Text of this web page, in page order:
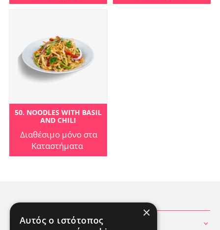
50. NOODLES WITH BASIL
AND CHILI
Διαθέσιμο μόνο στα
Καταστήματα
ΧΡΗΣΙΜΕΣ ΠΛΗΡΟΦΟΡΙΕΣ
×
Αυτός ο ιστότοπος